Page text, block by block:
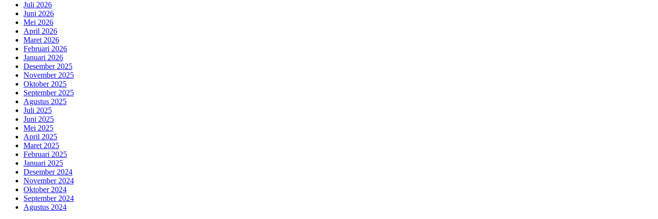
Juli 2026
Juni 2026
Mei 2026
April 2026
Maret 2026
Februari 2026
Januari 2026
Desember 2025
November 2025
Oktober 2025
September 2025
Agustus 2025
Juli 2025
Juni 2025
Mei 2025
April 2025
Maret 2025
Februari 2025
Januari 2025
Desember 2024
November 2024
Oktober 2024
September 2024
Agustus 2024